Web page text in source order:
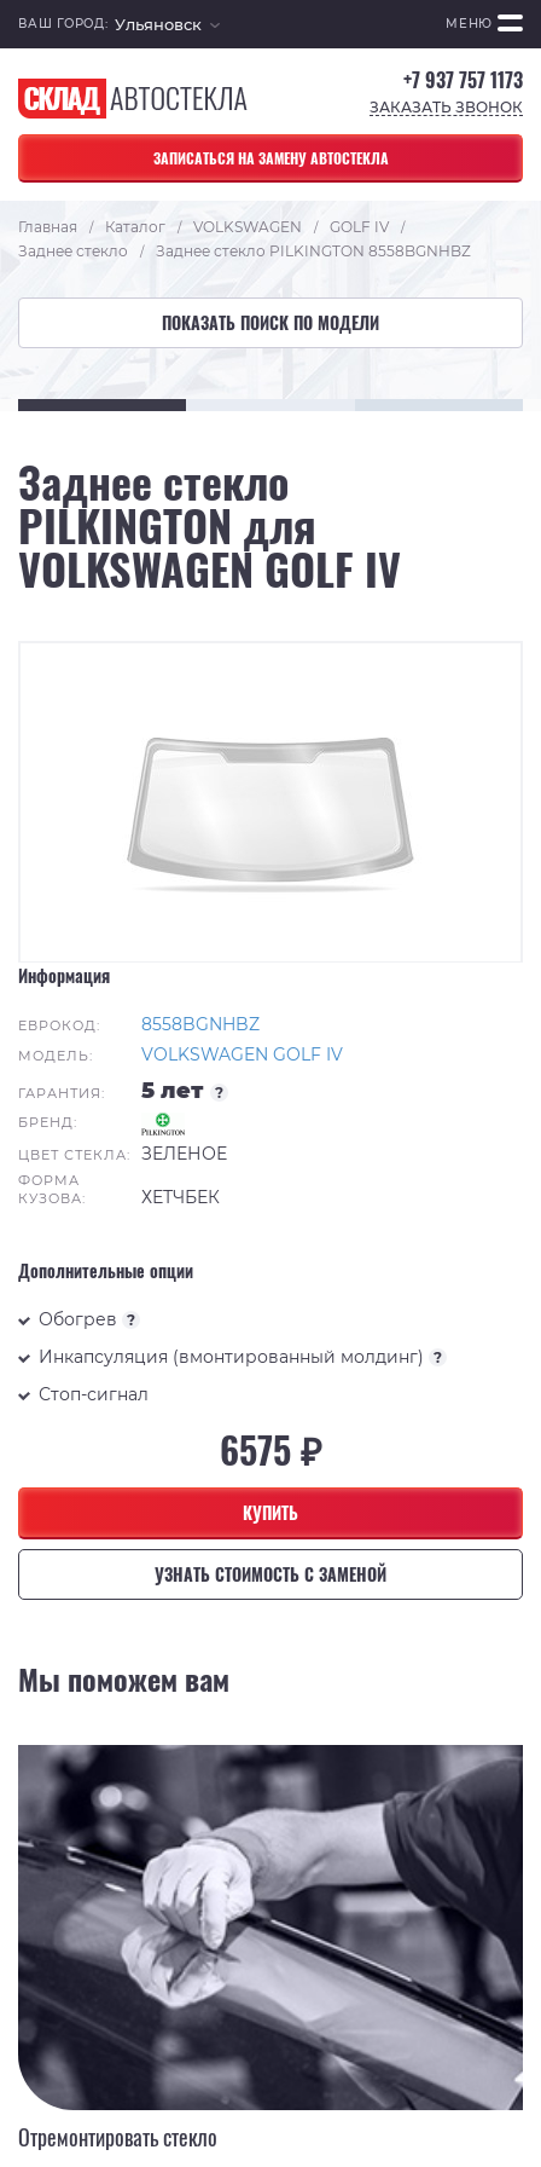
ВАШ ГОРОД: Ульяновск МЕНЮ
+7 937 757 1173
ЗАКАЗАТЬ ЗВОНОК
ЗАПИСАТЬСЯ НА ЗАМЕНУ АВТОСТЕКЛА
Главная / Каталог / VOLKSWAGEN / GOLF IV /
Заднее стекло / Заднее стекло PILKINGTON 8558BGNHBZ
ПОКАЗАТЬ ПОИСК ПО МОДЕЛИ
Заднее стекло
PILKINGTON для
VOLKSWAGEN GOLF IV
Информация
ЕВРОКОД: 8558BGNHBZ
МОДЕЛЬ: VOLKSWAGEN GOLF IV
ГАРАНТИЯ: 5 лет ?
БРЕНД:
ЦВЕТ СТЕКЛА:
ЗЕЛЕНОЕ
ФОРМА
КУЗОВА:
ХЕТЧБЕК
Дополнительные опции
Обогрев ?
Инкапсуляция (вмонтированный молдинг) ?
Стоп-сигнал
6575 ₽
КУПИТЬ
УЗНАТЬ СТОИМОСТЬ С ЗАМЕНОЙ
Мы поможем вам
Отремонтировать стекло